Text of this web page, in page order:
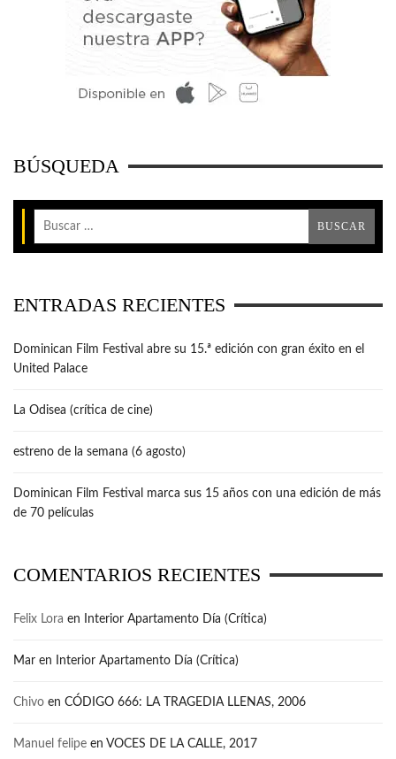
BÚSQUEDA
ENTRADAS RECIENTES
Dominican Film Festival abre su 15.ª edición con gran éxito en el
United Palace
La Odisea (crítica de cine)
estreno de la semana (6 agosto)
Dominican Film Festival marca sus 15 años con una edición de más
de 70 películas
COMENTARIOS RECIENTES
Felix Lora en Interior Apartamento Día (Crítica)
Mar en Interior Apartamento Día (Crítica)
Chivo en CÓDIGO 666: LA TRAGEDIA LLENAS, 2006
Manuel felipe en VOCES DE LA CALLE, 2017